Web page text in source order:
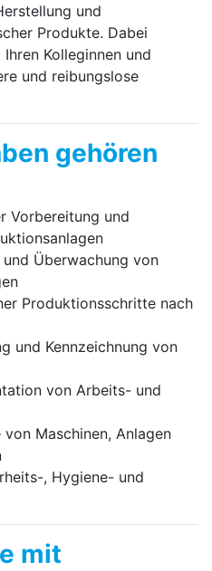
und
Produkte. Dabei
Kolleginnen und
und reibungslose
gehören
Vorbereitung und
Überwachung von
Produktionsschritte nach
und Kennzeichnung von
von Arbeits- und
Maschinen, Anlagen
, Hygiene- und
mit